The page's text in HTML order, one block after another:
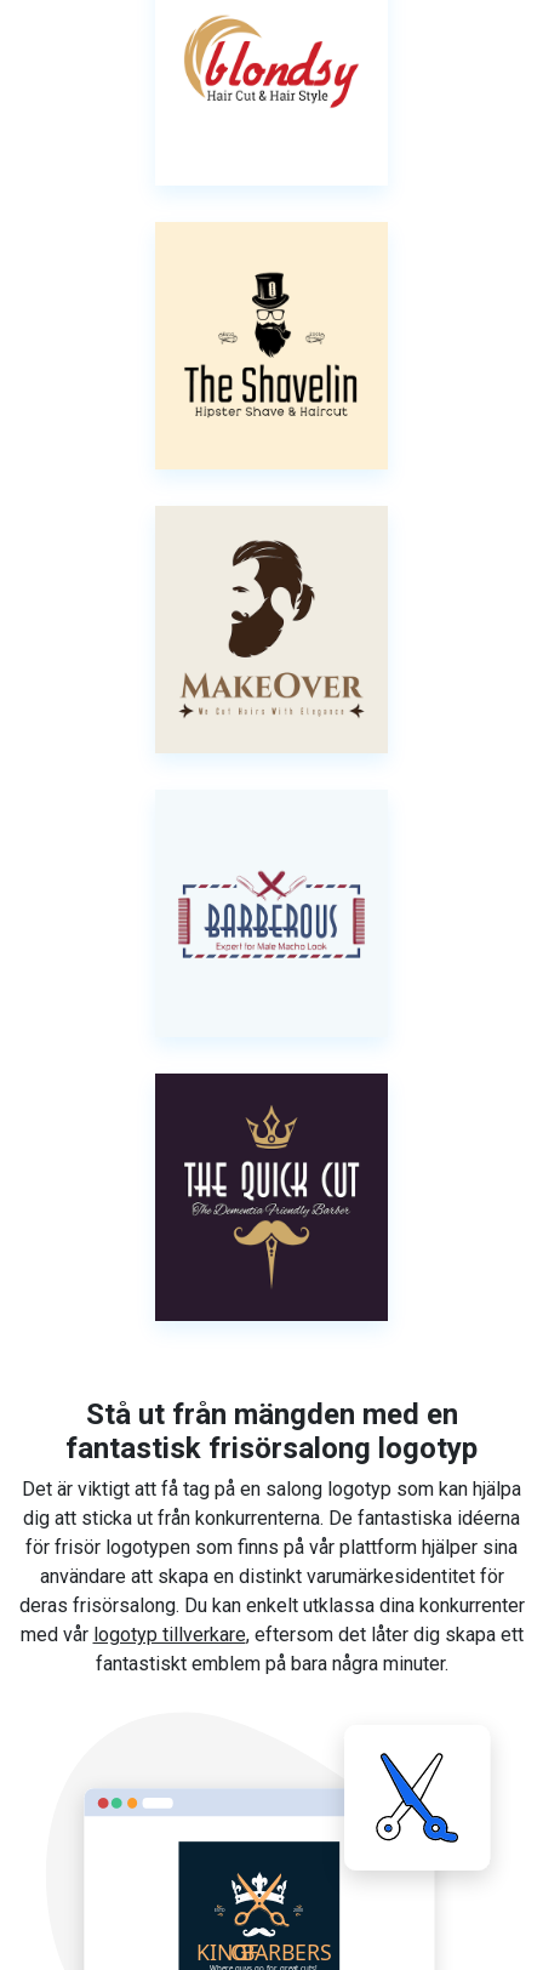
Stå ut från mängden med en
fantastisk frisörsalong logotyp
Det är viktigt att få tag på en salong logotyp som kan hjälpa
dig att sticka ut från konkurrenterna. De fantastiska idéerna
för frisör logotypen som finns på vår plattform hjälper sina
användare att skapa en distinkt varumärkesidentitet för
deras frisörsalong. Du kan enkelt utklassa dina konkurrenter
med vår logotyp tillverkare, eftersom det låter dig skapa ett
fantastiskt emblem på bara några minuter.